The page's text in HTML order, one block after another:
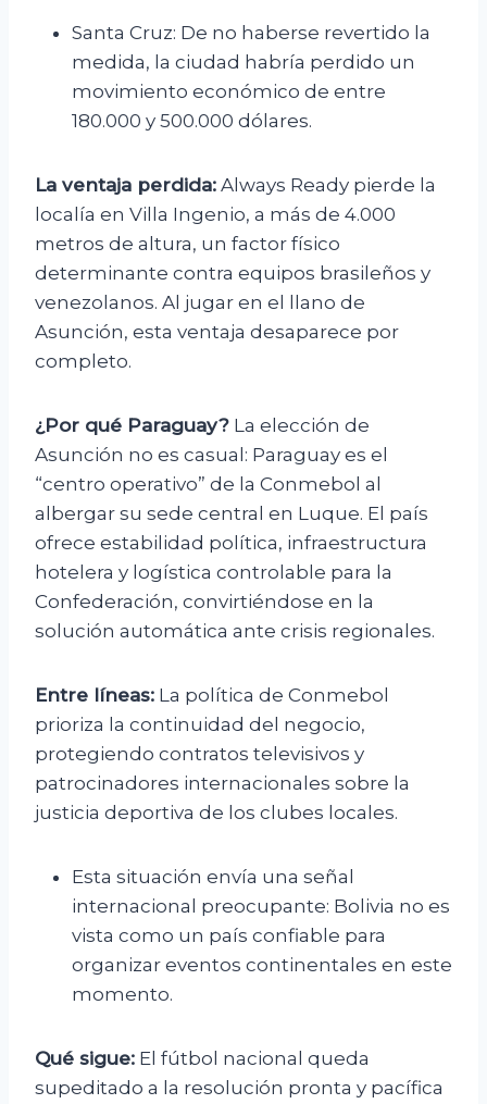
Santa Cruz: De no haberse revertido la
medida, la ciudad habría perdido un
movimiento económico de entre
180.000 y 500.000 dólares.
La ventaja perdida: Always Ready pierde la
localía en Villa Ingenio, a más de 4.000
metros de altura, un factor físico
determinante contra equipos brasileños y
venezolanos. Al jugar en el llano de
Asunción, esta ventaja desaparece por
completo.
¿Por qué Paraguay? La elección de
Asunción no es casual: Paraguay es el
“centro operativo” de la Conmebol al
albergar su sede central en Luque. El país
ofrece estabilidad política, infraestructura
hotelera y logística controlable para la
Confederación, convirtiéndose en la
solución automática ante crisis regionales.
Entre líneas: La política de Conmebol
prioriza la continuidad del negocio,
protegiendo contratos televisivos y
patrocinadores internacionales sobre la
justicia deportiva de los clubes locales.
Esta situación envía una señal
internacional preocupante: Bolivia no es
vista como un país confiable para
organizar eventos continentales en este
momento.
Qué sigue: El fútbol nacional queda
supeditado a la resolución pronta y pacífica